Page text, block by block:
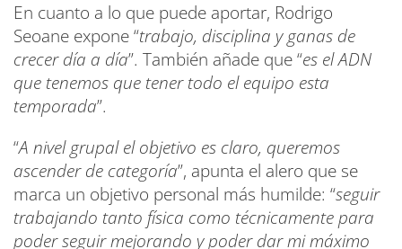
En cuanto a lo que puede aportar, Rodrigo
Seoane expone “trabajo, disciplina y ganas de
crecer día a día”. También añade que “es el ADN
que tenemos que tener todo el equipo esta
temporada”.
“A nivel grupal el objetivo es claro, queremos
ascender de categoría”, apunta el alero que se
marca un objetivo personal más humilde: “seguir
trabajando tanto física como técnicamente para
poder seguir mejorando y poder dar mi máximo